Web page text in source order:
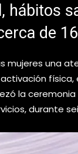
hábitos
de
mujeres una
física,
la ceremonia
durante